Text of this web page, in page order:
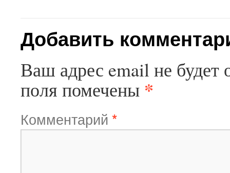
Добавить
Ваш адрес email не будет
поля помечены *
Комментарий *